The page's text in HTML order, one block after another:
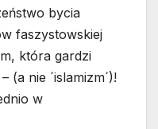
bycia
faszystowskiej
która gardzi
(a nie ´islamizm´)!
w